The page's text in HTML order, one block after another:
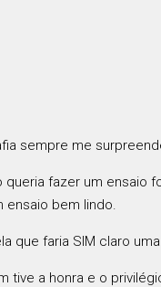
sempre me
queria fazer um ensaio
ensaio bem lindo.
que faria SIM claro
tive a honra e o